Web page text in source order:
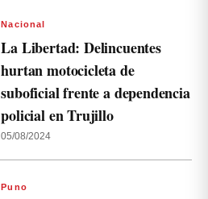
Nacional
La Libertad: Delincuentes
hurtan motocicleta de
suboficial frente a dependencia
policial en Trujillo
05/08/2024
Puno